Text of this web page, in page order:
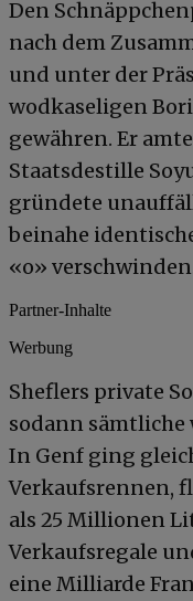
Den
nach dem
und unter der
wodkaseligen
gewähren. Er
Staatsdestille
gründete
beinahe
«o»
Partner-Inhalte
Werbung
Sheflers private
sodann
In Genf ging
Verkaufsrennen,
als 25 Millionen
Verkaufsregale
eine Milliarde